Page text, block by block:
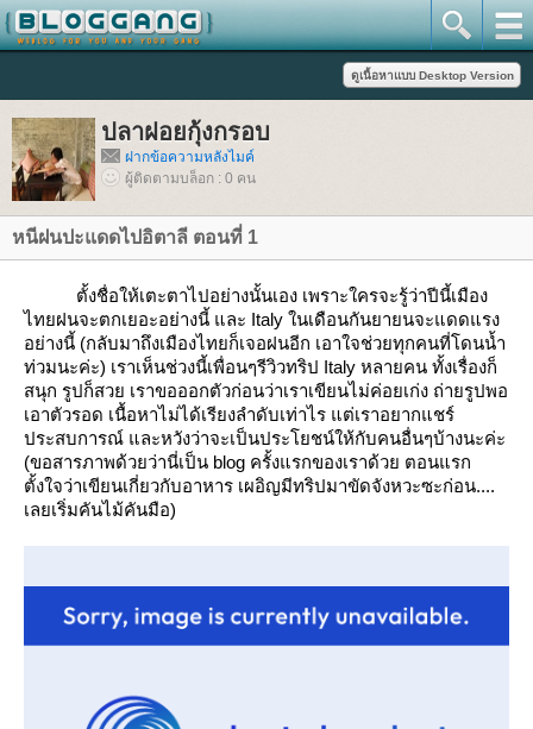
ปลาฝอยกุ้งกรอบ
ฝากข้อความหลังไมค์
ผู้ติดตามบล็อก : 0 คน
หนีฝนปะแดดไปอิตาลี ตอนที่ 1
ตั้งชื่อให้เตะตาไปอย่างนั้นเอง เพราะใครจะรู้ว่าปีนี้เมือง
ไทยฝนจะตกเยอะอย่างนี้ และ Italy ในเดือนกันยายนจะแดดแรง
อย่างนี้ (กลับมาถึงเมืองไทยก็เจอฝนอีก เอาใจช่วยทุกคนที่โดนน้ำ
ท่วมนะค่ะ) เราเห็นช่วงนี้เพื่อนๆรีวิวทริป Italy หลายคน ทั้งเรื่องก็
สนุก รูปก็สวย เราขอออกตัวก่อนว่าเราเขียนไม่ค่อยเก่ง ถ่ายรูปพอ
เอาตัวรอด เนื้อหาไม่ได้เรียงลำดับเท่าไร แต่เราอยากแชร์
ประสบการณ์ และหวังว่าจะเป็นประโยชน์ให้กับคนอื่นๆบ้างนะค่ะ
(ขอสารภาพด้วยว่านี่เป็น blog ครั้งแรกของเราด้วย ตอนแรก
ตั้งใจว่าเขียนเกี่ยวกับอาหาร เผอิญมีทริปมาขัดจังหวะซะก่อน....
เลยเริ่มคันไม้คันมือ)